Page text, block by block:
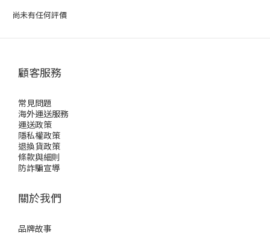
尚未有任何評價
顧客服務
常見問題
海外運送服務
運送政策
隱私權政策
退換貨政策
條款與細則
防詐騙宣導
關於我們
品牌故事